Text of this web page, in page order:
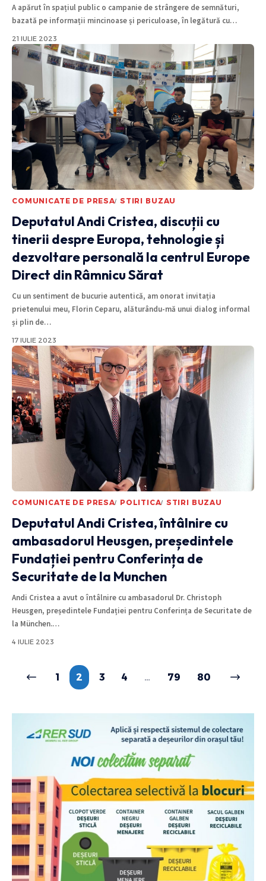
A apărut în spațiul public o campanie de strângere de semnături,
bazată pe informații mincinoase și periculoase, în legătură cu…
21 IULIE 2023
COMUNICATE DE PRESA STIRI BUZAU
Deputatul Andi Cristea, discuții cu
tinerii despre Europa, tehnologie și
dezvoltare personală la centrul Europe
Direct din Râmnicu Sărat
Cu un sentiment de bucurie autentică, am onorat invitația
prietenului meu, Florin Ceparu, alăturându-mă unui dialog informal
și plin de…
17 IULIE 2023
COMUNICATE DE PRESA POLITICA STIRI BUZAU
Deputatul Andi Cristea, întâlnire cu
ambasadorul Heusgen, președintele
Fundației pentru Conferința de
Securitate de la Munchen
Andi Cristea a avut o întâlnire cu ambasadorul Dr. Christoph
Heusgen, președintele Fundației pentru Conferința de Securitate de
la München.…
4 IULIE 2023
1 2 3 4 … 79 80